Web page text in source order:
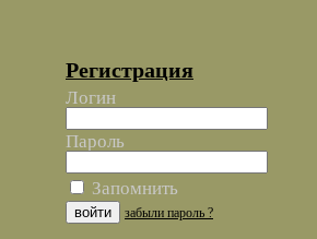
Регистрация
Логин
Пароль
Запомнить
забыли пароль ?